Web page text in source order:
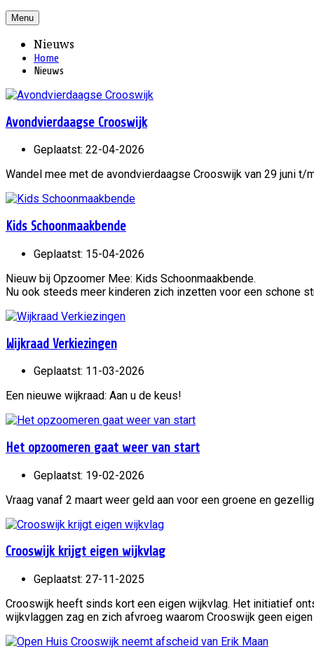
Menu
Nieuws
Home
Nieuws
Avondvierdaagse Crooswijk
Geplaatst: 22-04-2026
Wandel mee met de avondvierdaagse Crooswijk van 29 juni t/
Kids Schoonmaakbende
Geplaatst: 15-04-2026
Nieuw bij Opzoomer Mee: Kids Schoonmaakbende.
Nu ook steeds meer kinderen zich inzetten voor een schone
Wijkraad Verkiezingen
Geplaatst: 11-03-2026
Een nieuwe wijkraad: Aan u de keus!
Het opzoomeren gaat weer van start
Geplaatst: 19-02-2026
Vraag vanaf 2 maart weer geld aan voor een groene en
Crooswijk krijgt eigen wijkvlag
Geplaatst: 27-11-2025
Crooswijk heeft sinds kort een eigen wijkvlag. Het initiatief
wijkvlaggen zag en zich afvroeg waarom Crooswijk geen